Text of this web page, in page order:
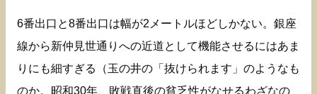
6番出口と8番出口は幅が2メートルほどしかない。銀座
線から新仲見世通りへの近道として機能させるにはあま
りにも細すぎる（玉の井の「抜けられます」のようなも
のか。昭和30年、敗戦直後の貧乏性がなせるわざなの